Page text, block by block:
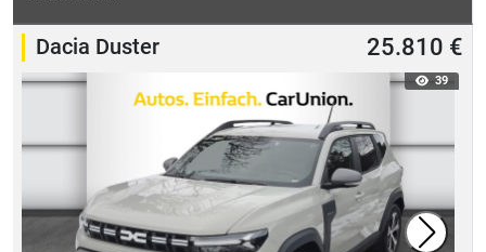
Dacia Duster 25.810 €
39